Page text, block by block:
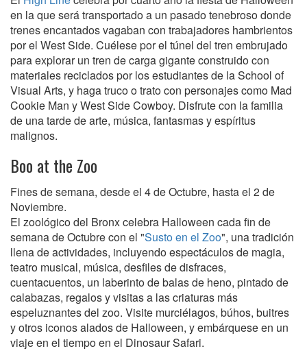
en la que será transportado a un pasado tenebroso donde
trenes encantados vagaban con trabajadores hambrientos
por el West Side. Cuélese por el túnel del tren embrujado
para explorar un tren de carga gigante construido con
materiales reciclados por los estudiantes de la School of
Visual Arts, y haga truco o trato con personajes como Mad
Cookie Man y West Side Cowboy. Disfrute con la familia
de una tarde de arte, música, fantasmas y espíritus
malignos.
Boo at the Zoo
Fines de semana, desde el 4 de Octubre, hasta el 2 de
Noviembre.
El zoológico del Bronx celebra Halloween cada fin de
semana de Octubre con el "Susto en el Zoo", una tradición
llena de actividades, incluyendo espectáculos de magia,
teatro musical, música, desfiles de disfraces,
cuentacuentos, un laberinto de balas de heno, pintado de
calabazas, regalos y visitas a las criaturas más
espeluznantes del zoo. Visite murciélagos, búhos, buitres
y otros iconos alados de Halloween, y embárquese en un
viaje en el tiempo en el Dinosaur Safari.